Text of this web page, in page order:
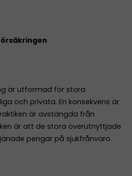
är utformad för stora
och privata. En konsekvens är
är avstängda från
är att de stora överutnyttjade
pengar på sjukfrånvaro.